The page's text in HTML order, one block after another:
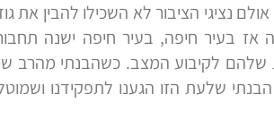
נציגי הציבור לא השכילו להבין את
בעיר חיפה, בעיר חיפה ישנה
שלהם לקיבוע המצב. כשהבנתי מהרב
שלעת הזו הגענו לתפקידנו